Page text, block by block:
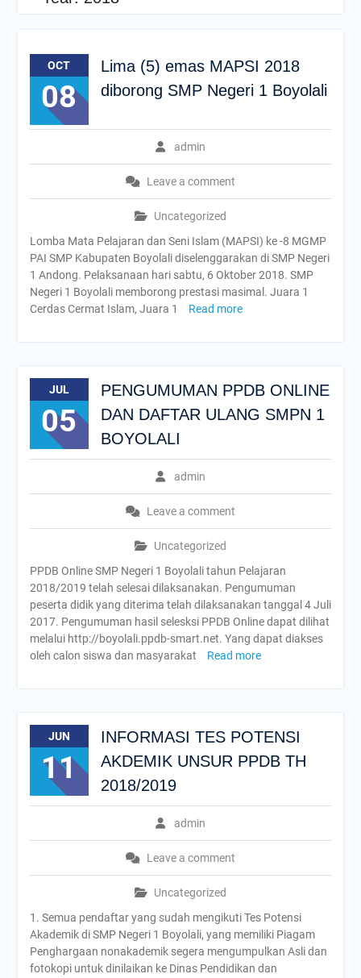
Boyolali Raih Juara di
Olimpiade Sains Nasional
(OSN) 2025
Prestasi: SMP Negeri 1
Boyolali Raih Tiket OSN
Nasional”
INFORMASI DAFTAR
ULANG SPMB TAHUN
AJARAN 2025/2026
ULANG SPMB TAHUN
AJARAN 2026/2027
OCT
08
Lima (5) emas MAPSI 2018
diborong SMP Negeri 1 Boyolali
admin
Leave a comment
Uncategorized
Lomba Mata Pelajaran dan Seni Islam (MAPSI) ke -8 MGMP
PAI SMP Kabupaten Boyolali diselenggarakan di SMP Negeri
1 Andong. Pelaksanaan hari sabtu, 6 Oktober 2018. SMP
Negeri 1 Boyolali memborong prestasi masimal. Juara 1
Cerdas Cermat Islam, Juara 1
Read more
JUL
05
PENGUMUMAN PPDB ONLINE
DAN DAFTAR ULANG SMPN 1
BOYOLALI
admin
Leave a comment
Uncategorized
PPDB Online SMP Negeri 1 Boyolali tahun Pelajaran
2018/2019 telah selesai dilaksanakan. Pengumuman
peserta didik yang diterima telah dilaksanakan tanggal 4 Juli
2017. Pengumuman hasil selesksi PPDB Online dapat dilihat
melalui http://boyolali.ppdb-smart.net. Yang dapat diakses
oleh calon siswa dan masyarakat
Read more
JUN
11
INFORMASI TES POTENSI
AKDEMIK UNSUR PPDB TH
2018/2019
admin
Leave a comment
Uncategorized
1. Semua pendaftar yang sudah mengikuti Tes Potensi
Akademik di SMP Negeri 1 Boyolali, yang memiliki Piagam
Penghargaan nonakademik segera mengumpulkan Asli dan
fotokopi untuk dinilaikan ke Dinas Pendidikan dan